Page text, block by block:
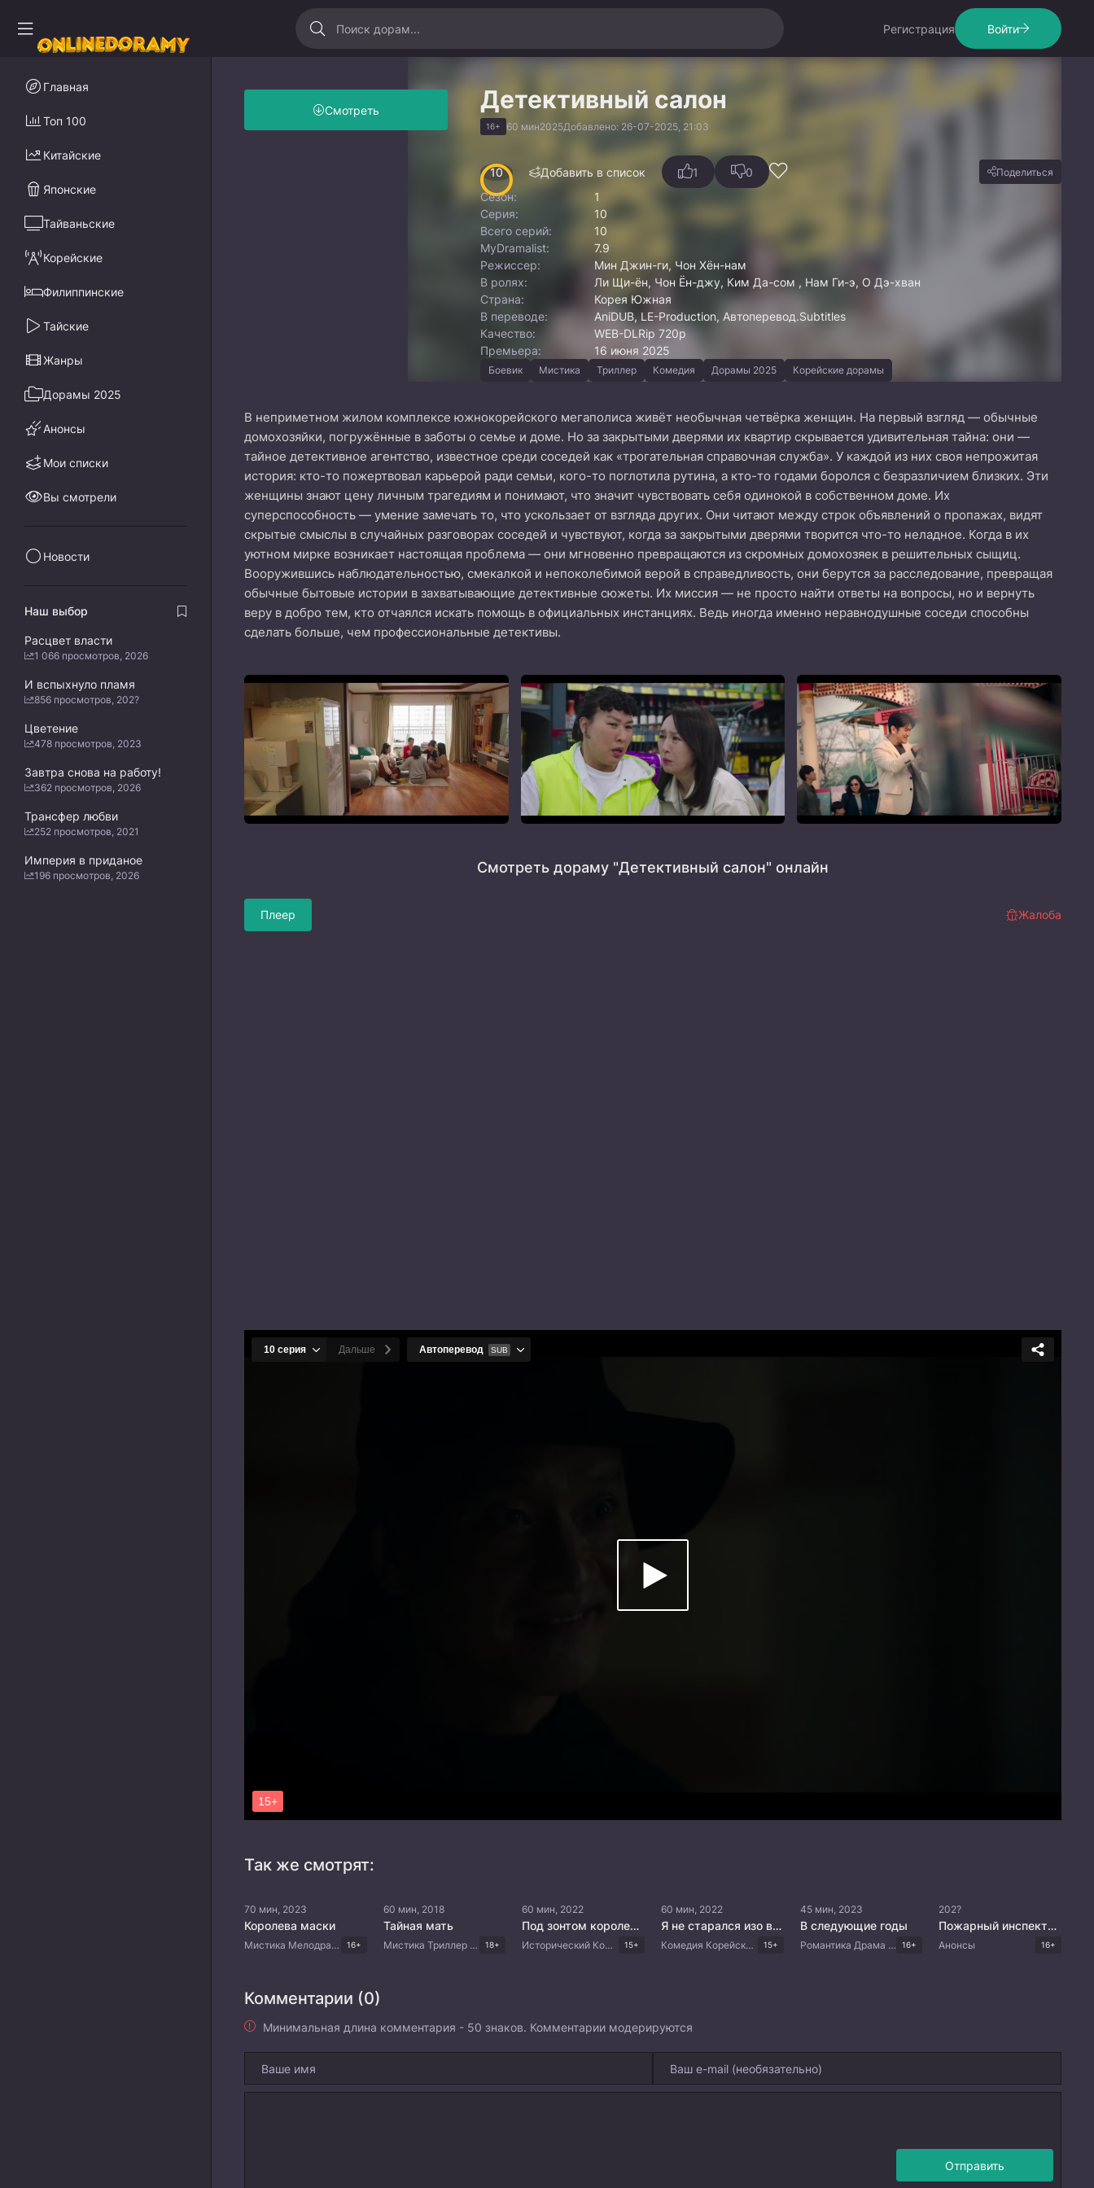
Регистрация Войти
Детективный салон
16+ 60 мин2025Добавлено: 26-07-2025, 21:03
Смотреть
10 Добавить в список 1 0 Поделиться
Сезон:
1
Серия:
10
Всего серий:
10
MyDramalist:
7.9
Режиссер:
Мин Джин-ги, Чон Хён-нам
В ролях:
Ли Щи-ён, Чон Ён-джу, Ким Да-сом , Нам Ги-э, О Дэ-хван
Страна:
Корея Южная
В переводе:
AniDUB, LE-Production, Автоперевод.Subtitles
Качество:
WEB-DLRip 720p
Премьера:
16 июня 2025
Боевик Мистика Триллер Комедия Дорамы 2025 Корейские дорамы
В неприметном жилом комплексе южнокорейского мегаполиса живёт необычная четвёрка женщин. На первый взгляд — обычные
домохозяйки, погружённые в заботы о семье и доме. Но за закрытыми дверями их квартир скрывается удивительная тайна: они —
тайное детективное агентство, известное среди соседей как «трогательная справочная служба». У каждой из них своя непрожитая
история: кто-то пожертвовал карьерой ради семьи, кого-то поглотила рутина, а кто-то годами боролся с безразличием близких. Эти
женщины знают цену личным трагедиям и понимают, что значит чувствовать себя одинокой в собственном доме. Их
суперспособность — умение замечать то, что ускользает от взгляда других. Они читают между строк объявлений о пропажах, видят
скрытые смыслы в случайных разговорах соседей и чувствуют, когда за закрытыми дверями творится что-то неладное. Когда в их
уютном мирке возникает настоящая проблема — они мгновенно превращаются из скромных домохозяек в решительных сыщиц.
Вооружившись наблюдательностью, смекалкой и непоколебимой верой в справедливость, они берутся за расследование, превращая
обычные бытовые истории в захватывающие детективные сюжеты. Их миссия — не просто найти ответы на вопросы, но и вернуть
веру в добро тем, кто отчаялся искать помощь в официальных инстанциях. Ведь иногда именно неравнодушные соседи способны
сделать больше, чем профессиональные детективы.
Смотреть дораму "Детективный салон" онлайн
Плеер Жалоба
Так же смотрят:
70 мин, 2023
Королева маски
Мистика Мелодрама Триллер Драма Корейские дорамы 16+
60 мин, 2018
Тайная мать
Мистика Триллер Драма Корейские дорамы 18+
60 мин, 2022
Под зонтом королевы
Исторический Комедия Драма Корейские дорамы 15+
60 мин, 2022
Я не старался изо всех сил
Комедия Корейские дорамы 15+
45 мин, 2023
В следующие годы
Романтика Драма Китайские дорамы 16+
202?
Пожарный инспектор
Анонсы 16+
Комментарии (0)
Минимальная длина комментария - 50 знаков. Комментарии модерируются
Отправить
Главная
Топ 100
Китайские
Японские
Тайваньские
Корейские
Филиппинские
Тайские
Жанры
Дорамы 2025
Анонсы
Мои списки
Вы смотрели
Новости
Наш выбор
Расцвет власти
1 066 просмотров, 2026
И вспыхнуло пламя
856 просмотров, 202?
Цветение
478 просмотров, 2023
Завтра снова на работу!
362 просмотров, 2026
Трансфер любви
252 просмотров, 2021
Империя в приданое
196 просмотров, 2026